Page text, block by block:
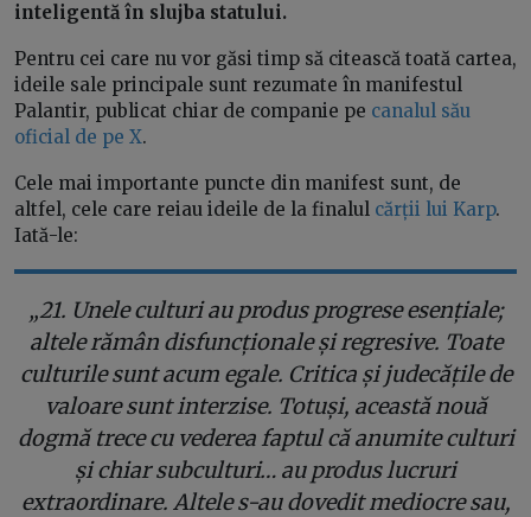
inteligentă în slujba statului.
Pentru cei care nu vor găsi timp să citească toată cartea,
ideile sale principale sunt rezumate în manifestul
Palantir, publicat chiar de companie pe canalul său
oficial de pe X.
Cele mai importante puncte din manifest sunt, de
altfel, cele care reiau ideile de la finalul cărții lui Karp.
Iată-le:
„21. Unele culturi au produs progrese esențiale;
altele rămân disfuncționale și regresive. Toate
culturile sunt acum egale. Critica și judecățile de
valoare sunt interzise. Totuși, această nouă
dogmă trece cu vederea faptul că anumite culturi
și chiar subculturi… au produs lucruri
extraordinare. Altele s-au dovedit mediocre sau,